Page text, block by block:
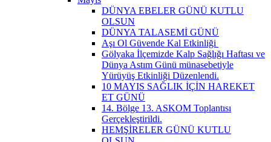
DÜNYA EBELER GÜNÜ KUTLU
OLSUN
DÜNYA TALASEMİ GÜNÜ
Aşı Ol Güvende Kal Etkinliği ​
Gölyaka İlçemizde Kalp Sağlığı Haftası ve
Dünya Astım Günü münasebetiyle
Yürüyüş Etkinliği Düzenlendi.
10 MAYIS SAĞLIK İÇİN HAREKET
ET GÜNÜ
14. Bölge 13. ASKOM Toplantısı
Gerçekleştirildi.
HEMŞİRELER GÜNÜ KUTLU